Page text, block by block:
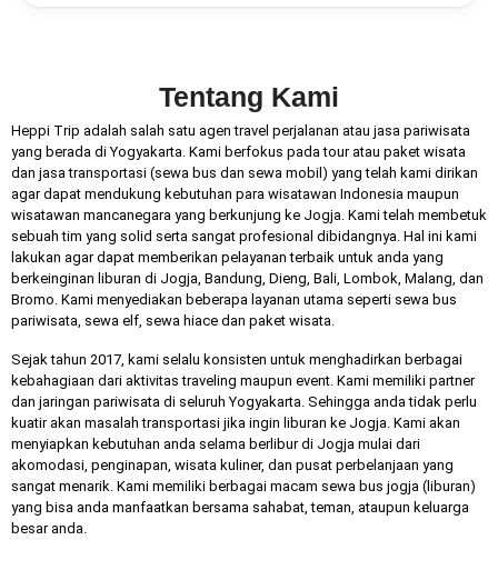
Tentang Kami
Heppi Trip adalah salah satu agen travel perjalanan atau jasa pariwisata
yang berada di Yogyakarta. Kami berfokus pada tour atau paket wisata
dan jasa transportasi (sewa bus dan sewa mobil) yang telah kami dirikan
agar dapat mendukung kebutuhan para wisatawan Indonesia maupun
wisatawan mancanegara yang berkunjung ke Jogja. Kami telah membetuk
sebuah tim yang solid serta sangat profesional dibidangnya. Hal ini kami
lakukan agar dapat memberikan pelayanan terbaik untuk anda yang
berkeinginan liburan di Jogja, Bandung, Dieng, Bali, Lombok, Malang, dan
Bromo. Kami menyediakan beberapa layanan utama seperti sewa bus
pariwisata, sewa elf, sewa hiace dan paket wisata.
Sejak tahun 2017, kami selalu konsisten untuk menghadirkan berbagai
kebahagiaan dari aktivitas traveling maupun event. Kami memiliki partner
dan jaringan pariwisata di seluruh Yogyakarta. Sehingga anda tidak perlu
kuatir akan masalah transportasi jika ingin liburan ke Jogja. Kami akan
menyiapkan kebutuhan anda selama berlibur di Jogja mulai dari
akomodasi, penginapan, wisata kuliner, dan pusat perbelanjaan yang
sangat menarik. Kami memiliki berbagai macam sewa bus jogja (liburan)
yang bisa anda manfaatkan bersama sahabat, teman, ataupun keluarga
besar anda.